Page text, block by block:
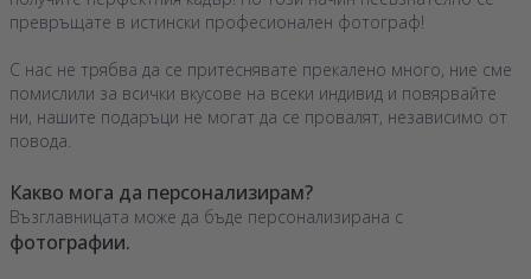
превръщате в истински професионален фотограф!
С нас не трябва да се притеснявате прекалено много, ние сме
помислили за всички вкусове на всеки индивид и повярвайте
ни, нашите подаръци не могат да се провалят, независимо от
повода.
Какво мога да персонализирам?
Възглавницата може да бъде персонализирана с
фотографии.